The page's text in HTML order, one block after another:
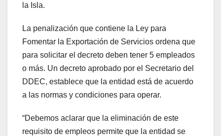
la Isla.
La penalización que contiene la Ley para
Fomentar la Exportación de Servicios ordena que
para solicitar el decreto deben tener 5 empleados
o más. Un decreto aprobado por el Secretario del
DDEC, establece que la entidad está de acuerdo
a las normas y condiciones para operar.
“Debemos aclarar que la eliminación de este
requisito de empleos permite que la entidad se